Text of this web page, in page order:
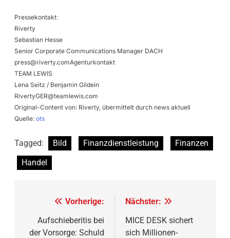
Pressekontakt:
Riverty
Sebastian Hesse
Senior Corporate Communications Manager DACH
press@riverty.comAgenturkontakt
TEAM LEWIS
Lena Seitz / Benjamin Gildein
RivertyGER@teamlewis.com
Original-Content von: Riverty, übermittelt durch news aktuell
Quelle: ots
Tagged: Bild Finanzdienstleistung
Finanzen
Handel
Beitragsnavigation
Vorherige:
Aufschieberitis bei
der Vorsorge: Schuld
Nächster:
MICE DESK sichert
sich Millionen-